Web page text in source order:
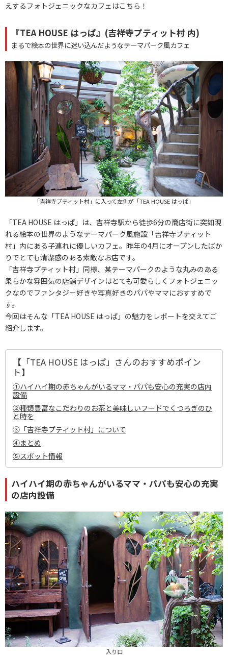
えするフォトジェニックなカフェはこちら！
『TEA HOUSE はっぱ』(吉祥寺プティット村 内)
まるで絵本の世界に迷い込んだようなテーマパーク風カフェ
「吉祥寺プティット村」に入って左側が「TEA HOUSE はっぱ」
「TEA HOUSE はっぱ」は、吉祥寺駅から徒歩6分の商店街に突如現
れる絵本の世界のようなテーマパーク風施設「吉祥寺プティット
村」内にある子連れに優しいカフェ。昨年の4月にオープンしたばか
りでとても清潔感のある素敵なお店です。
「吉祥寺プティット村」同様、某テーマパークのような丸みのある
柔らかな雰囲気の店舗デザインはとても可愛らしくフォトジェニッ
クなのでファンタジー好きや写真好きのパパやママにおすすめで
す。
今回はそんな「TEA HOUSE はっぱ」の魅力をレポートを交えてご
紹介します。
【「TEA HOUSE はっぱ」さんのおすすめポイン
ト】
①ハイハイ期の赤ちゃんがいるママ・パパも安心の充実の店内
設備
②種類豊富なこだわりのお茶と美味しいフードでくつろぎのひ
と時を
③「吉祥寺プティット村」について
④まとめ
⑤スポット情報
ハイハイ期の赤ちゃんがいるママ・パパも安心の充実
の店内設備
入り口